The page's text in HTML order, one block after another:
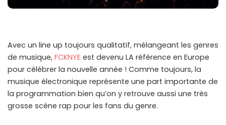
Avec un line up toujours qualitatif, mélangeant les genres
de musique, FCKNYE est devenu LA référence en Europe
pour célébrer la nouvelle année ! Comme toujours, la
musique électronique représente une part importante de
la programmation bien qu’on y retrouve aussi une très
grosse scène rap pour les fans du genre.